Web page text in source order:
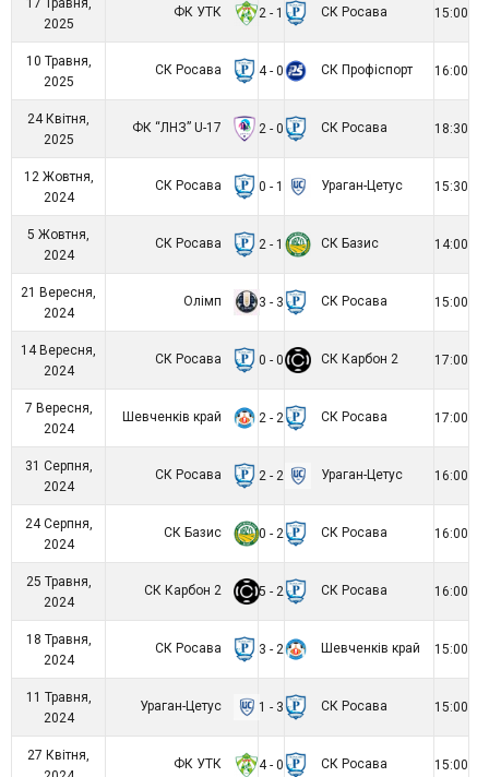
2025
ФК УТК 2 - 1 СК Росава 15:00
10 Травня,
2025
СК Росава 4 - 0 СК Профіспорт 16:00
24 Квітня,
2025
ФК “ЛНЗ” U-17 2 - 0 СК Росава 18:30
12 Жовтня,
2024
СК Росава 0 - 1 Ураган-Цетус 15:30
5 Жовтня,
2024
СК Росава 2 - 1 СК Базис 14:00
21 Вересня,
2024
Олімп 3 - 3 СК Росава 15:00
14 Вересня,
2024
СК Росава 0 - 0 СК Карбон 2 17:00
7 Вересня,
2024
Шевченків край 2 - 2 СК Росава 17:00
31 Серпня,
2024
СК Росава 2 - 2 Ураган-Цетус 16:00
24 Серпня,
2024
СК Базис 0 - 2 СК Росава 16:00
25 Травня,
2024
СК Карбон 2 5 - 2 СК Росава 16:00
18 Травня,
2024
СК Росава 3 - 2 Шевченків край 15:00
11 Травня,
2024
Ураган-Цетус 1 - 3 СК Росава 15:00
27 Квітня,
ФК УТК 4 - 0 СК Росава 15:00